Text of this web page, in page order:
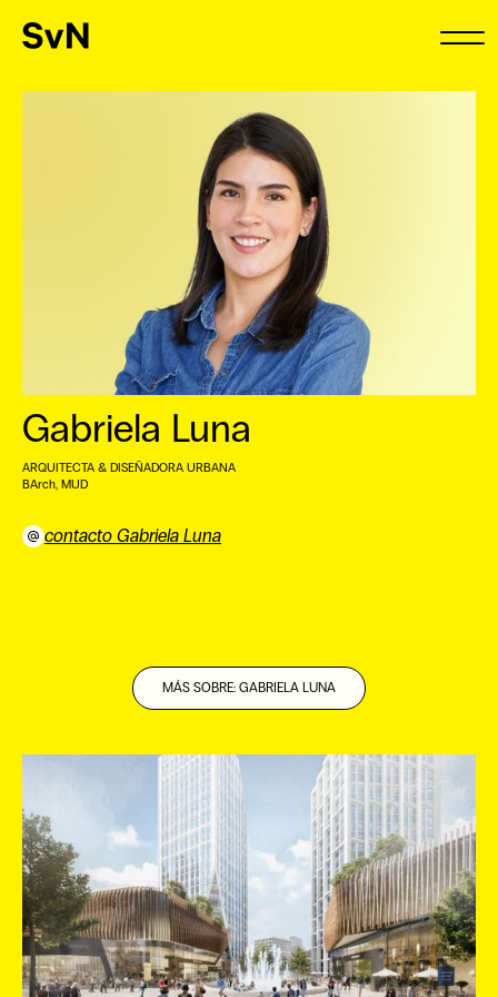
EN
Gabriela Luna
ARQUITECTA & DISEÑADORA URBANA
BArch, MUD ⠀
contacto Gabriela Luna
MÁS SOBRE: GABRIELA LUNA